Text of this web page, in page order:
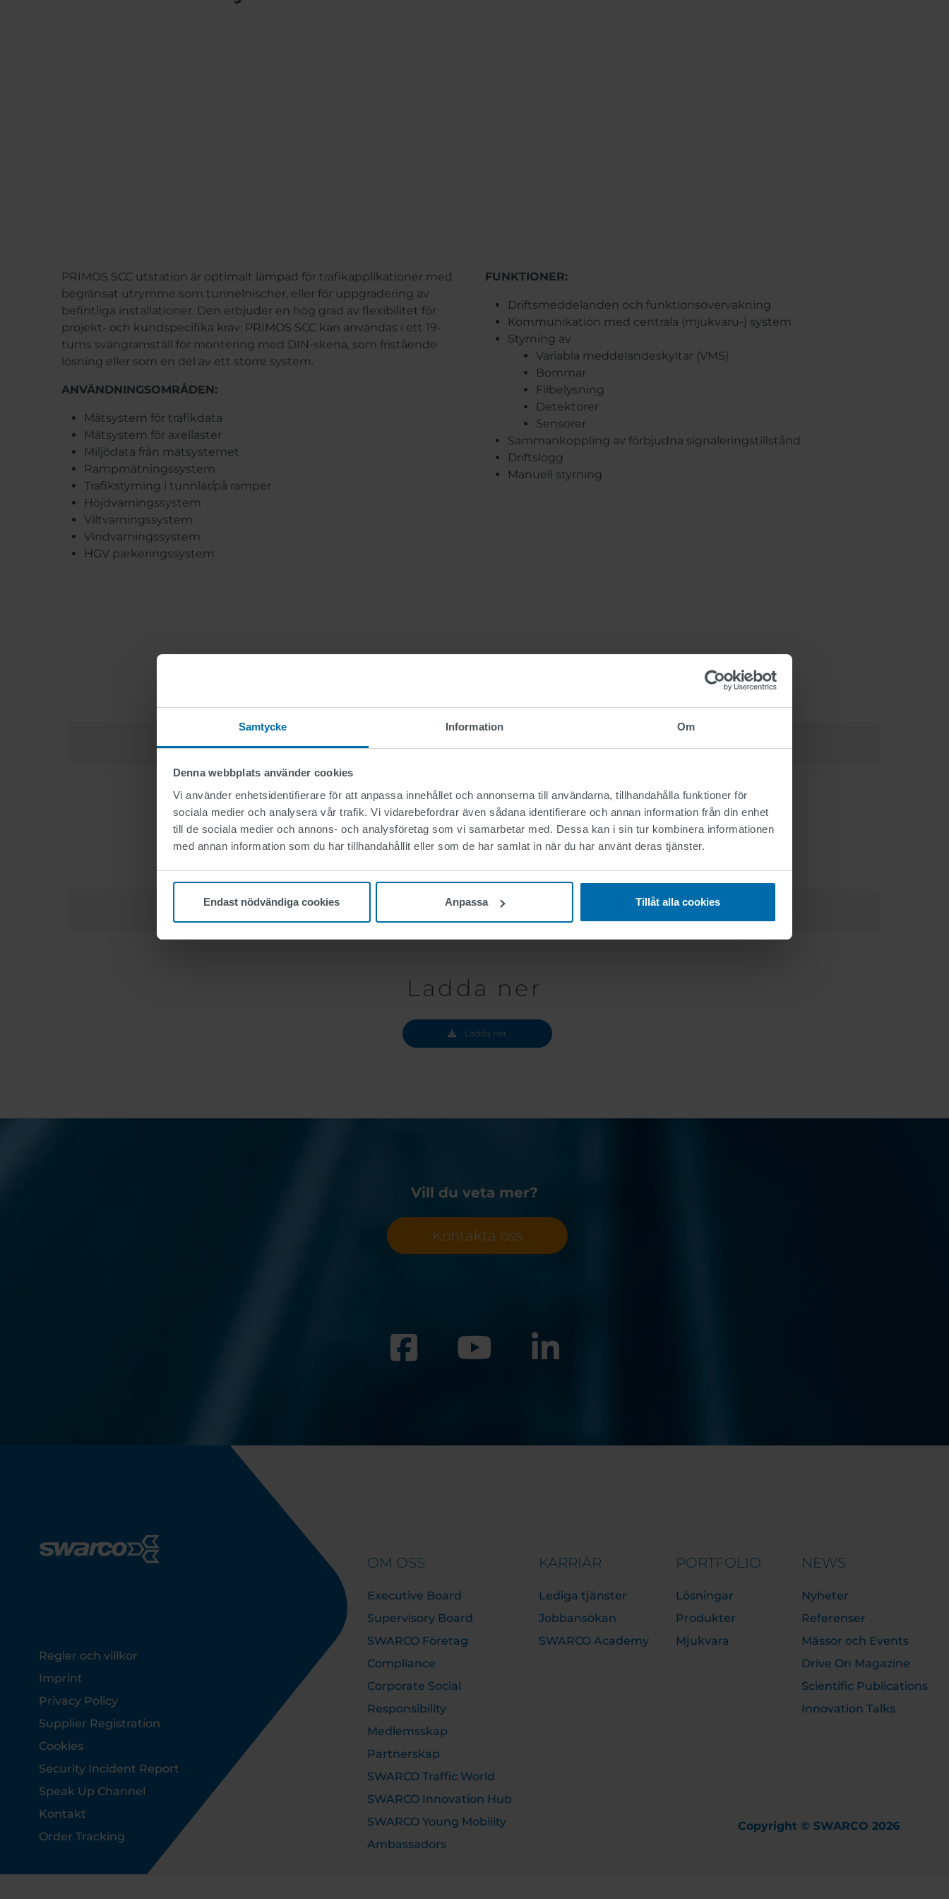
Samtycke Information Om
Denna webbplats använder cookies
Vi använder enhetsidentifierare för att anpassa innehållet och annonserna till användarna, tillhandahålla funktioner för
sociala medier och analysera vår trafik. Vi vidarebefordrar även sådana identifierare och annan information från din enhet
till de sociala medier och annons- och analysföretag som vi samarbetar med. Dessa kan i sin tur kombinera informationen
med annan information som du har tillhandahållit eller som de har samlat in när du har använt deras tjänster.
Endast nödvändiga cookies Anpassa Tillåt alla cookies
PRIMOS SCC utstation är optimalt lämpad för trafikapplikationer med
begränsat utrymme som tunnelnischer, eller för uppgradering av
befintliga installationer. Den erbjuder en hög grad av flexibilitet för
projekt- och kundspecifika krav: PRIMOS SCC kan användas i ett 19-
tums svängramställ för montering med DIN-skena, som fristående
lösning eller som en del av ett större system.
ANVÄNDNINGSOMRÅDEN:
Mätsystem för trafikdata
Mätsystem för axellaster
Miljödata från mätsystemet
Rampmätningssystem
Trafikstyrning i tunnlar/på ramper
Höjdvarningssystem
Viltvarningssystem
Vindvarningssystem
HGV parkeringssystem
FUNKTIONER:
Driftsmeddelanden och funktionsövervakning
Kommunikation med centrala (mjukvaru-) system
Styrning av
Variabla meddelandeskyltar (VMS)
Bommar
Filbelysning
Detektorer
Sensorer
Sammankoppling av förbjudna signaleringstillstånd
Driftslogg
Manuell styrning
Teknisk information
click for technical details
Ladda ner
Ladda ner
Vill du veta mer?
Kontakta oss
Footer
Regler och villkor
Imprint
Privacy Policy
Supplier Registration
Cookies
Security Incident Report
Speak Up Channel
Kontakt
Order Tracking
OM OSS
Executive Board
Supervisory Board
SWARCO Företag
Compliance
Corporate Social
Responsibility
Medlemsskap
Partnerskap
SWARCO Traffic World
SWARCO Innovation Hub
SWARCO Young Mobility
Ambassadors
KARRIÄR
Lediga tjänster
Jobbansökan
SWARCO Academy
PORTFOLIO
Lösningar
Produkter
Mjukvara
NEWS
Nyheter
Referenser
Mässor och Events
Drive On Magazine
Scientific Publications
Innovation Talks
Copyright © SWARCO 2026